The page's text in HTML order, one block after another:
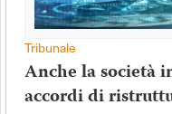
Tribunale
Anche la società
accordi di